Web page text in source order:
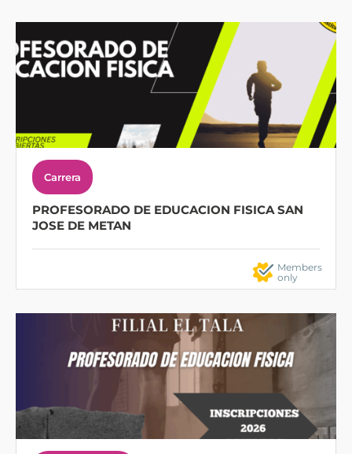
Carrera
PROFESORADO DE EDUCACION FISICA SAN
JOSE DE METAN
Members
only